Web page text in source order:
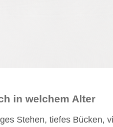
in welchem Alter
Stehen, tiefes Bücken,